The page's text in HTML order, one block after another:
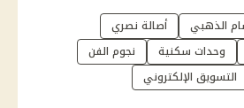
الذهبي
أصالة نصري
وحدات سكنية
نجوم الفن
التسويق الإلكتروني